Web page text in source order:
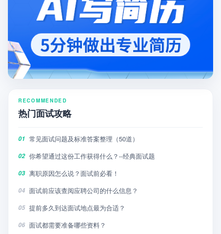
RECOMMENDED
热门面试攻略
01 常见面试问题及标准答案整理（50道）
02 你希望通过这份工作获得什么？--经典面试题
03 离职原因怎么说？面试前必看！
04 面试前应该查阅应聘公司的什么信息？
05 提前多久到达面试地点最为合适？
06 面试都需要准备哪些资料？